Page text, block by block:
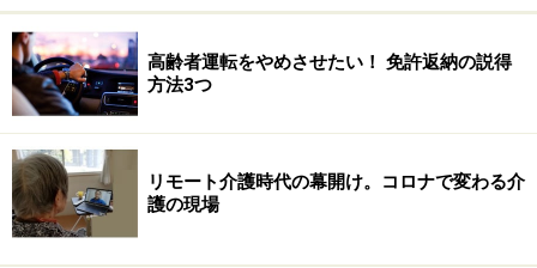
自分自身を理解していますか？
介護サービスの利用者とコミュニケーションをとるうえ
で重要なのが、相手が感じていることを、自分自身も相
手と同じように感じたり理解しようとする「共感」と、
相手の話に注意を払って、より深く、丁寧に耳を傾ける
高齢者運転をやめさせたい！ 免許返納の説得
方法3つ
リモート介護時代の幕開け。コロナで変わる介
護の現場